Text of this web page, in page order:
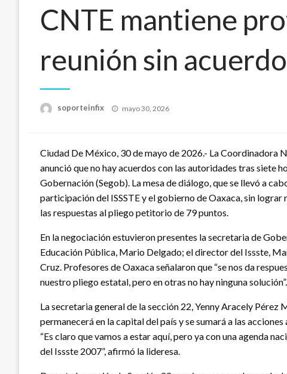
CNTE mantiene
reunión sin
soporteinfix
Publicado
mayo 30, 2026
Ciudad De México, 30 de mayo de 2026.- La Coordinadora
anunció que no hay acuerdos con las autoridades tras siete
Gobernación (Segob). La mesa de diálogo, que se llevó a
participación del ISSSTE y el gobierno de Oaxaca, sin
las respuestas al pliego petitorio de 79 puntos.
En la negociación estuvieron presentes la secretaria de
Educación Pública, Mario Delgado; el director del Issste,
Cruz. Profesores de Oaxaca señalaron que “se nos da
nuestro pliego estatal, pero en otras no hay ninguna solución”.
La secretaria general de la sección 22, Yenny Aracely
permanecerá en la capital del país y se sumará a las
“Es claro que vamos a estar aquí, pero ya con una agenda
del Issste 2007”, afirmó la lideresa.